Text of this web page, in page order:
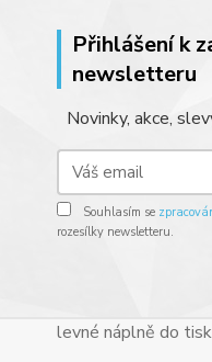
Přihlášení k
newsletteru
Novinky, akce,
Souhlasím se
rozesílky newsletteru.
levné náplně do